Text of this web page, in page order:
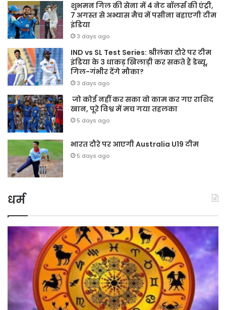
शुभमन गिल की सेना में 4 नेट बॉलर्स की एंट्री,
7 अगस्त से अभ्यास मैच में पसीना बहाएगी टीम
इंडिया
3 days ago
IND vs SL Test Series: श्रीलंका दौरे पर टीम
इंडिया के 3 धाकड़ खिलाड़ी कर सकते हैं डेब्यू,
गिल-गंभीर देंगे मौका?
3 days ago
जो कोई नहीं कर सका वो काम कर गए राशिद
खान, पूरे विश्व में मच गया तहलका
5 days ago
भारत दौरे पर आएगी Australia U19 टीम
5 days ago
धर्म